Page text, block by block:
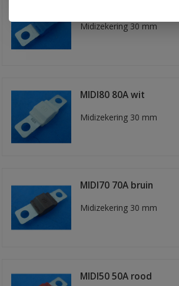
Midizekering 30 mm
MIDI80 80A wit
Midizekering 30 mm
MIDI70 70A bruin
Midizekering 30 mm
MIDI50 50A rood